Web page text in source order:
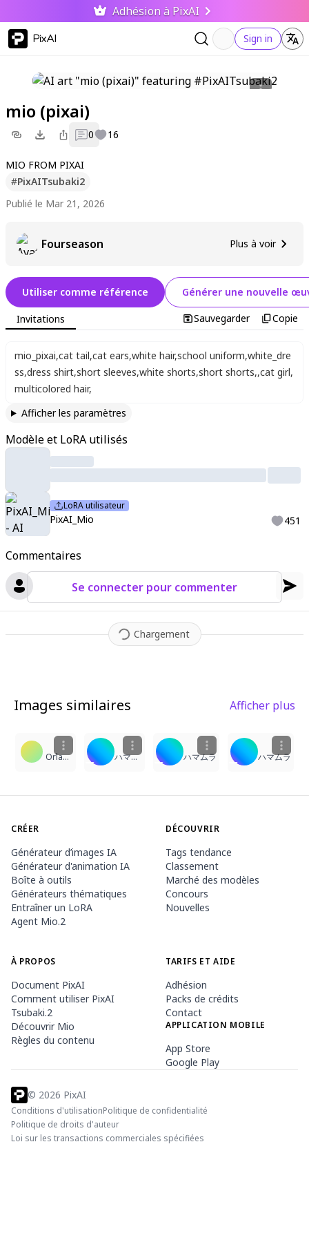
Adhésion à PixAI
PixAI Sign in
mio (pixai)
0 16
MIO FROM PIXAI
#PixAITsubaki2
Publié le Mar 21, 2026
Fourseason Plus à voir
Commentaires
Se connecter pour commenter
Chargement
Utiliser comme référence Générer une nouvelle
Invitations Sauvegarder Copie
mio_pixai,cat tail,cat ears,white hair,school uniform,white_dre
ss,dress shirt,short sleeves,white shorts,short shorts,,cat girl,
multicolored hair,
Afficher les paramètres
Modèle et LoRA utilisés
LoRA utilisateur
PixAI_Mio 451
Images similaires Afficher plus
Orlando Ortega ハマムラ ハマムラ ハマムラ
CRÉER
Générateur d’images IA
Générateur d'animation IA
Boîte à outils
Générateurs thématiques
Entraîner un LoRA
Agent Mio.2
DÉCOUVRIR
Tags tendance
Classement
Marché des modèles
Concours
Nouvelles
À PROPOS
Document PixAI
Comment utiliser PixAI
Tsubaki.2
Découvrir Mio
Règles du contenu
TARIFS ET AIDE
Adhésion
Packs de crédits
Contact
APPLICATION MOBILE
App Store
Google Play
© 2026 PixAI
Conditions d'utilisationPolitique de confidentialité
Politique de droits d'auteur
Loi sur les transactions commerciales spécifiées